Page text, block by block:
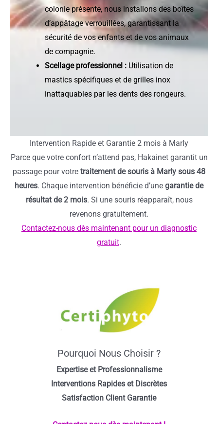
colonie présente, nous installons des boîtes
d’appâtage verrouillées, garantissant la
sécurité de vos enfants et de vos animaux
de compagnie.
Scellage professionnel : Utilisation de
mastics spécifiques et de grilles inox
inattaquables par les dents des rongeurs.
Intervention Rapide et Garantie 2 mois à Marly
Parce que votre confort n’attend pas, Hakainet garantit un
passage pour votre traitement de souris à Marly sous 48
heures. Chaque intervention bénéficie d’une garantie de
résultat de 2 mois. Si une souris réapparaît, nous
revenons gratuitement.
Contactez-nous dès maintenant pour un diagnostic
gratuit.
Pourquoi Nous Choisir ?
Expertise et Professionnalisme
Interventions Rapides et Discrètes
Satisfaction Client Garantie